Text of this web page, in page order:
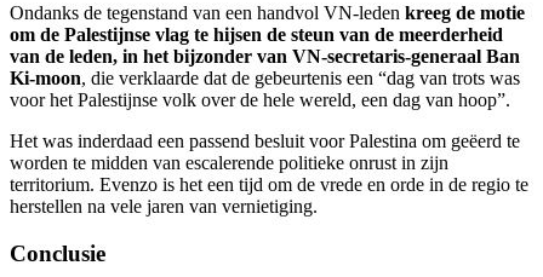
Ondanks de tegenstand van een handvol VN-leden kreeg de motie
om de Palestijnse vlag te hijsen de steun van de meerderheid
van de leden, in het bijzonder van VN-secretaris-generaal Ban
Ki-moon, die verklaarde dat de gebeurtenis een “dag van trots was
voor het Palestijnse volk over de hele wereld, een dag van hoop”.
Het was inderdaad een passend besluit voor Palestina om geëerd te
worden te midden van escalerende politieke onrust in zijn
territorium. Evenzo is het een tijd om de vrede en orde in de regio te
herstellen na vele jaren van vernietiging.
Conclusie